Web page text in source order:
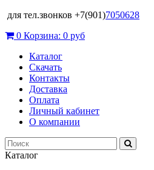
для тел.звонков +7(901)7050628
0 Корзина: 0 руб
Каталог
Скачать
Контакты
Доставка
Оплата
Личный кабинет
О компании
Каталог